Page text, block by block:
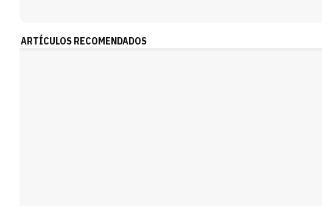
ARTÍCULOS RECOMENDADOS